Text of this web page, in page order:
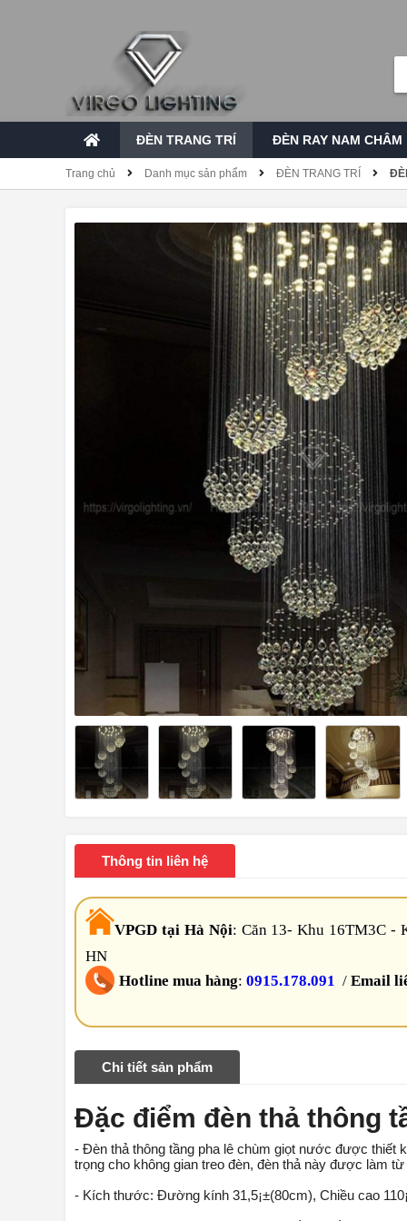
ĐÈN TRANG TRÍ ĐÈN RAY NAM CHÂM
Trang chủ Danh mục sản phẩm ĐÈN TRANG TRÍ
Thông tin liên hệ
VPGD tại Hà Nội: Căn 13- Khu 16TM3C -
HN
Hotline mua hàng: 0915.178.091 / Email
Chi tiết sản phẩm
Đặc điểm đèn thả thông
- Đèn thả thông tầng pha lê chùm giọt nước được thiết
trọng cho không gian treo đèn, đèn thả này được làm
- Kích thước: Đường kính 31,5¡±(80cm), Chiều cao